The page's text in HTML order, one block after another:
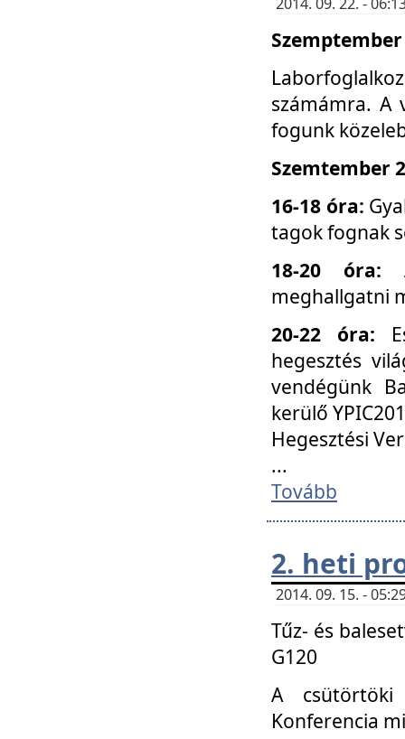
számámra. A
fogunk
Szemtember
16-18 óra:
tagok fognak
18-20 óra:
meghallgatni
20-22 óra:
hegesztés
vendégünk
kerülő
Hegesztési
...
Tovább
2. heti
2014. 09. 15. -
Tűz- és
G120
A csütörtöki
Konferencia